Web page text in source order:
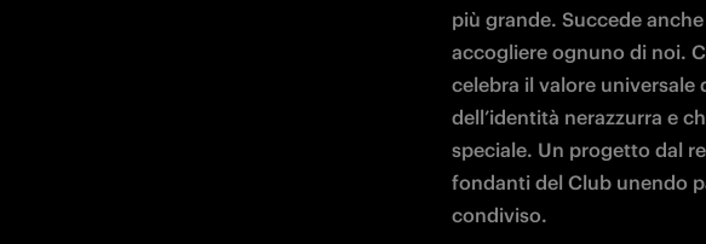
più grande. Succede
accogliere ognuno di noi.
celebra il valore universale
dell’identità nerazzurra e
speciale. Un progetto dal
fondanti del Club unendo
condiviso.